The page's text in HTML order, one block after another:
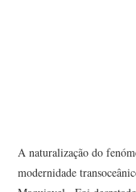
A naturalização do
modernidade